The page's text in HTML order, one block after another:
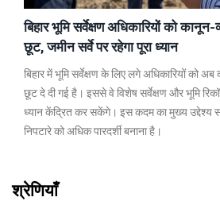
बिहार भूमि सर्वेक्षण अधिकारियों को
छूट, जमीन सर्वे पर रहेगा पूरा ध्यान
बिहार में भूमि सर्वेक्षण के लिए लगे अधिकारियों को
छूट दे दी गई है। इससे वे विशेष सर्वेक्षण और भूमि
ध्यान केंद्रित कर सकेंगे। इस कदम का मुख्य उद्देश्य
निपटारे को अधिक पारदर्शी बनाना है।
श्रेणियाँ